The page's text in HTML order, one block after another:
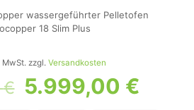
wassergeführter Pelletofen
18 Slim Plus
MwSt. zzgl. Versandkosten
€ 5.999,00 €